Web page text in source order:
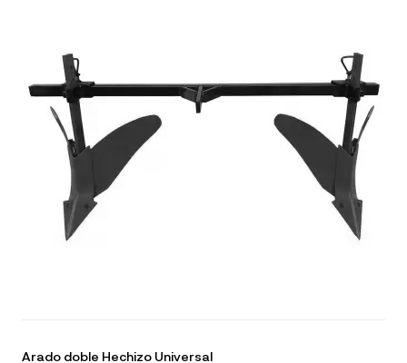
Arado doble Hechizo Universal